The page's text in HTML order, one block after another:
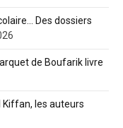
Des dossiers
de Boufarik livre
Kiffan, les auteurs